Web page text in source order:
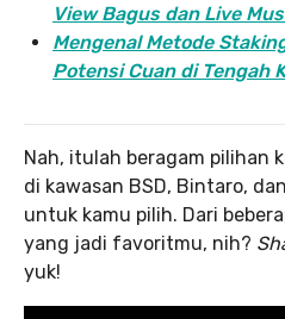
View Bagus dan Live
Mengenal Metode
Potensi Cuan di Tengah
Nah, itulah beragam pilihan
di kawasan BSD, Bintaro,
untuk kamu pilih. Dari
yang jadi favoritmu, nih?
yuk!